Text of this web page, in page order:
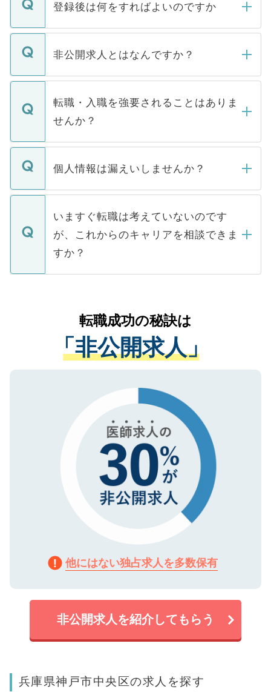
登録後は何をすればよいのですか
ご登録いただきましたら、弊社担当者がご
登録内容を確認し、その後メールもしくは
ます。通常、5営業日以内にはご連絡をせて
いただきますので、しばらくお待ちくださ
非公開求人とはなんですか？
マイナビDOCTORで取り扱っている求人の
うち約3割は、Webサイトからご覧いただ
けない「非公開求人」です。非公開求人は
下記の理由によって、一般には公開してい
ません。
■応募殺到を避けるため 人気のある医療機
関を公にしてしまうと、応募が殺到する場
に、医療機関が求める条件に合った人材の
みを人材紹介会社に依頼するケースが増え
ています。
転職・入職を強要されることはありま
せんか？
転職・入職を強要することは一切ありませ
ん。また、仮に応募先から内定をいただい
定を承諾する必要はありません。内定先へ
の辞退の連絡はキャリアパートナーが行い
個人情報は漏えいしませんか？
個人情報が漏えいすることはありませんの
で、ご安心ください。当サイトからの登録
などで収集したご登録者様の個人情報は、
ご本人のキャリアアップおよび転職活動の
支援を目的に使用いたします。お預かりし
ているすべての個人データはご本人の許可
は、個人情報の取り扱いについての厳密な
管理基準を満たした事業者のみに付与され
る、プライバシーマークを取得済みです。
で、機密保持に関してもご安心ください。
いますぐ転職は考えていないのです
が、これからのキャリアを相談できま
すか？
かがいして、現在の医療機関の状況や紹介
経験をまじえながら、適切なアドバイスを
させていただきます。すぐにご転職をされ
ない方には、長期的なサポートが可能です
ので、まずはご登録ください。
転職成功の秘訣は
「非公開求人」
他にはない独占求人を多数保有
非公開求人を紹介してもらう
兵庫県神戸市中央区の求人を探す